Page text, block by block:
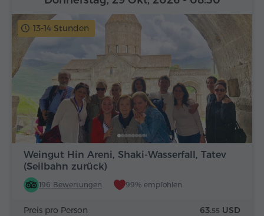
13-14 Stunden
Weingut Hin Areni, Shaki-Wasserfall, Tatev
(Seilbahn zurück)
196 Bewertungen 99% empfohlen
Preis pro Person 63.55 USD